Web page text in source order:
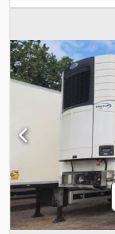
HELYEZÉSRE VÁR
KÖNNYŰFÉM
KORMÁNYZOTT
HELYSZÍNEN
ELŐLEG
TRUCK SRL –
HIVATALOS
PIAGGIO
6713062 Irodai
8:30–14:00 A
esetleges
extrák és egyéb
konkrét jármű